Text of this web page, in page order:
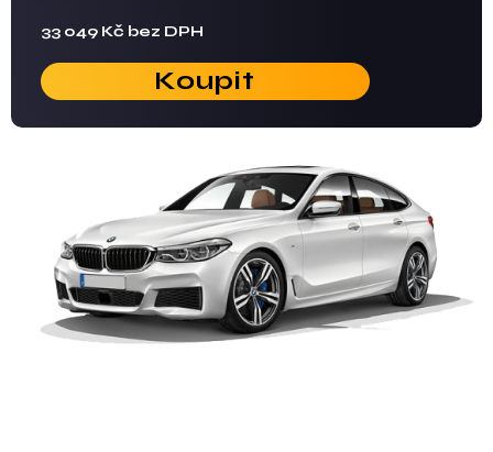
33 049 Kč bez DPH
Koupit